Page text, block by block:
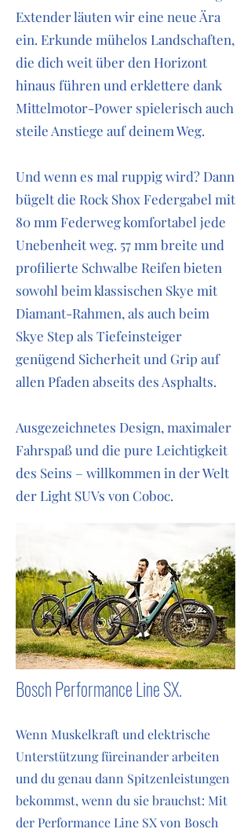
Extender läuten wir eine neue Ära
ein. Erkunde mühelos Landschaften,
die dich weit über den Horizont
hinaus führen und erklettere dank
Mittelmotor-Power spielerisch auch
steile Anstiege auf deinem Weg.
Und wenn es mal ruppig wird? Dann
bügelt die Rock Shox Federgabel mit
80 mm Federweg komfortabel jede
Unebenheit weg. 57 mm breite und
profilierte Schwalbe Reifen bieten
sowohl beim klassischen Skye mit
Diamant-Rahmen, als auch beim
Skye Step als Tiefeinsteiger
genügend Sicherheit und Grip auf
allen Pfaden abseits des Asphalts.
Ausgezeichnetes Design, maximaler
Fahrspaß und die pure Leichtigkeit
des Seins – willkommen in der Welt
der Light SUVs von Coboc.
Bosch Performance Line SX.
Wenn Muskelkraft und elektrische
Unterstützung füreinander arbeiten
und du genau dann Spitzenleistungen
bekommst, wenn du sie brauchst: Mit
der Performance Line SX von Bosch